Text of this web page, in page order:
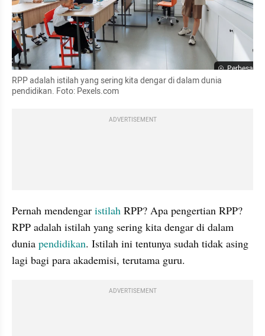
Perbesar
RPP adalah istilah yang sering kita dengar di dalam dunia
pendidikan. Foto: Pexels.com
ADVERTISEMENT
Pernah mendengar istilah RPP? Apa pengertian RPP?
RPP adalah istilah yang sering kita dengar di dalam
dunia pendidikan. Istilah ini tentunya sudah tidak asing
lagi bagi para akademisi, terutama guru.
ADVERTISEMENT